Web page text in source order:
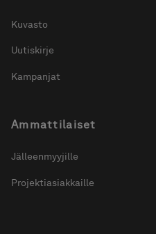
Kuvasto
Uutiskirje
Kampanjat
Ammattilaiset
Jälleenmyyjille
Projektiasiakkaille